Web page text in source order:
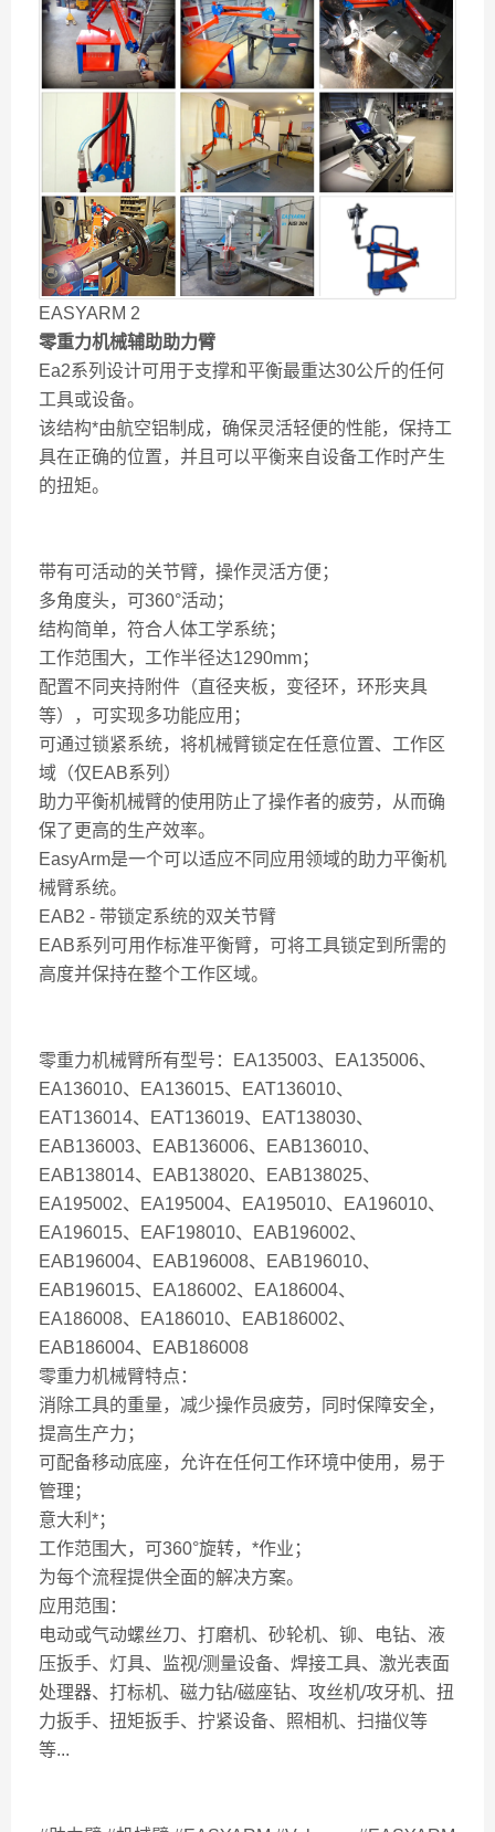
EASYARM 2
零重力机械辅助助力臂
Ea2系列设计可用于支撑和平衡最重达30公斤的任何
工具或设备。
该结构*由航空铝制成，确保灵活轻便的性能，保持工
具在正确的位置，并且可以平衡来自设备工作时产生
的扭矩。
带有可活动的关节臂，操作灵活方便；
多角度头，可360°活动；
结构简单，符合人体工学系统；
工作范围大，工作半径达1290mm；
配置不同夹持附件（直径夹板，变径环，环形夹具
等），可实现多功能应用；
可通过锁紧系统，将机械臂锁定在任意位置、工作区
域（仅EAB系列）
助力平衡机械臂的使用防止了操作者的疲劳，从而确
保了更高的生产效率。
EasyArm是一个可以适应不同应用领域的助力平衡机
械臂系统。
EAB2 - 带锁定系统的双关节臂
EAB系列可用作标准平衡臂，可将工具锁定到所需的
高度并保持在整个工作区域。
零重力机械臂所有型号：EA135003、EA135006、
EA136010、EA136015、EAT136010、
EAT136014、EAT136019、EAT138030、
EAB136003、EAB136006、EAB136010、
EAB138014、EAB138020、EAB138025、
EA195002、EA195004、EA195010、EA196010、
EA196015、EAF198010、EAB196002、
EAB196004、EAB196008、EAB196010、
EAB196015、EA186002、EA186004、
EA186008、EA186010、EAB186002、
EAB186004、EAB186008
零重力机械臂特点：
消除工具的重量，减少操作员疲劳，同时保障安全，
提高生产力；
可配备移动底座，允许在任何工作环境中使用，易于
管理；
意大利*；
工作范围大，可360°旋转，*作业；
为每个流程提供全面的解决方案。
应用范围：
电动或气动螺丝刀、打磨机、砂轮机、铆、电钻、液
压扳手、灯具、监视/测量设备、焊接工具、激光表面
处理器、打标机、磁力钻/磁座钻、攻丝机/攻牙机、扭
力扳手、扭矩扳手、拧紧设备、照相机、扫描仪等
等...